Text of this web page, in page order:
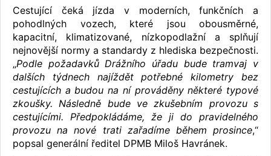
Cestující čeká jízda v moderních, funkčních a
pohodlných vozech, které jsou obousměrné,
kapacitní, klimatizované, nízkopodlažní a splňují
nejnovější normy a standardy z hlediska bezpečnosti.
„Podle požadavků Drážního úřadu bude tramvaj v
dalších týdnech najíždět potřebné kilometry bez
cestujících a budou na ní prováděny některé typové
zkoušky. Následně bude ve zkušebním provozu s
cestujícími. Předpokládáme, že ji do pravidelného
provozu na nové trati zařadíme během prosince,“
popsal generální ředitel DPMB Miloš Havránek.